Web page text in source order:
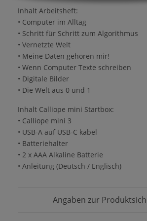
Inhalt Arbeitsheft:
• Computer im Alltag
• Schritt für Schritt zum Algorithmus
• Vernetzte Welt
• Meine Daten gehören mir!
• Wenn Computer Texte schreiben
• Digitale Bilder
• Die Welt aus 0 und 1
Inhalt Calliope mini Startbox:
• Calliope mini 3
• USB-A auf USB-C kabel
• Batteriehalter
• 2 x AAA Alkaline Batterie
• Anleitung (Deutsch / Englisch)
Angaben zur